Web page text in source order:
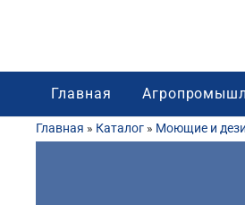
Главная
Главная » Каталог » Моющие и